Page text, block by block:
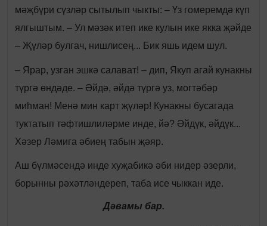
мәҗбүри сүзләр сытылып чыкты: – Үз гомеремдә күп
ялгыштым. – Ул мәзәк итеп ике кулын ике якка җәйде
– Җүләр булгач, нишлисең... Бик яшь идем шул.
– Ярар, узган эшкә салават! – дип, Якуп агай кунакны
түргә өндәде. – Әйдә, әйдә түргә уз, могтәбәр
миһман! Менә мин карт җүләр! Кунакны бусагада
туктатып тәфтишлиләрме инде, йә? Әйдүк, әйдүк...
Хәзер Ләмига әбиең табын җәяр.
Аш бүлмәсендә инде хуҗабикә әби нидер әзерли,
борынны рәхәтләндереп, таба исе чыккан иде.
Дәвамы бар.